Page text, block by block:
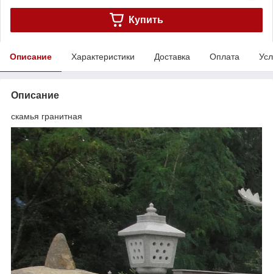
Купить
Описание Характеристики Доставка Оплата
Описание
скамья гранитная